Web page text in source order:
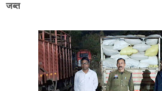
जब्त